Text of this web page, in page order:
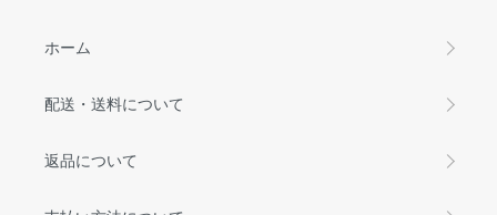
ホーム
配送・送料について
返品について